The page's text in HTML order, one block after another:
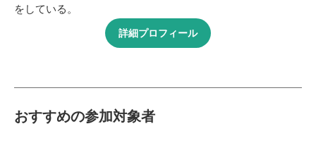
をしている。
詳細プロフィール
おすすめの参加対象者